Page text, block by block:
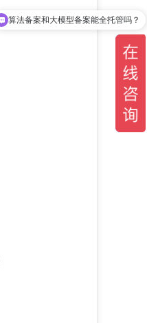
算法备案和大模型备案能全托管吗？
你们是怎么收费的呢